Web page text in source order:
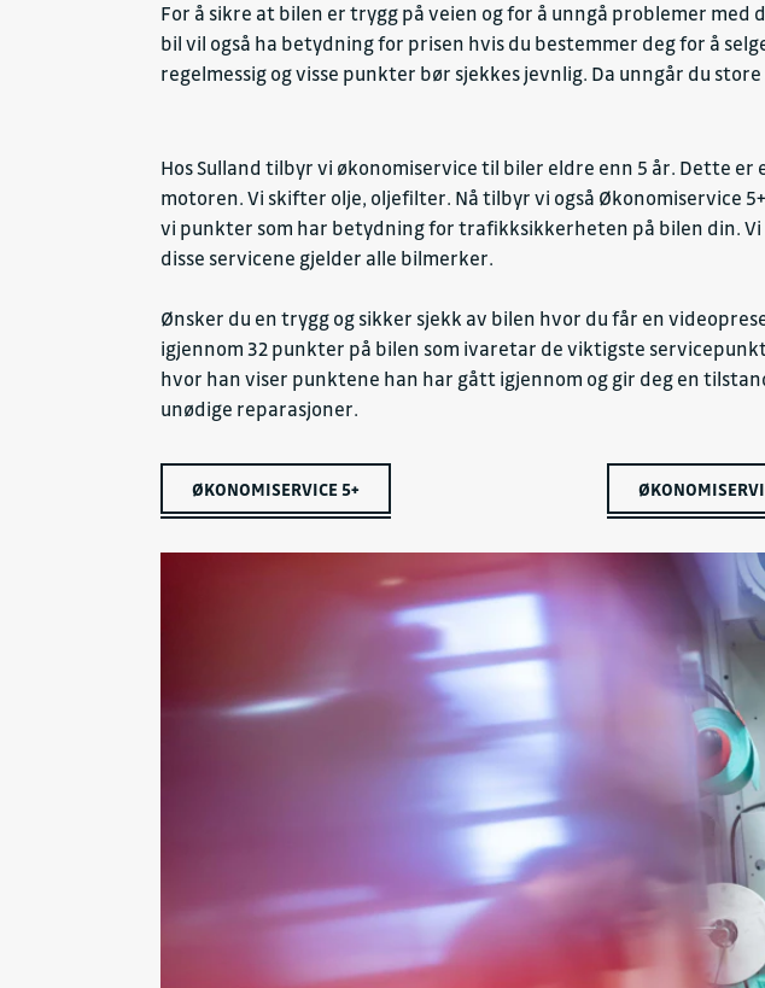
For å sikre at bilen er trygg på veien og for å unngå problemer
bil vil også ha betydning for prisen hvis du bestemmer deg for å
regelmessig og visse punkter bør sjekkes jevnlig. Da unngår du
Hos Sulland tilbyr vi økonomiservice til biler eldre enn 5 år. Dette
motoren. Vi skifter olje, oljefilter. Nå tilbyr vi også Økonomiservice
vi punkter som har betydning for trafikksikkerheten på bilen din.
disse servicene gjelder alle bilmerker.
Ønsker du en trygg og sikker sjekk av bilen hvor du får en
igjennom 32 punkter på bilen som ivaretar de viktigste
hvor han viser punktene han har gått igjennom og gir deg en
unødige reparasjoner.
ØKONOMISERVICE 5+